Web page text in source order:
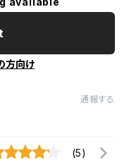
方向け
通報する
(5)